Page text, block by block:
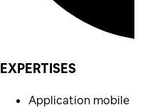
EXPERTISES
Application mobile